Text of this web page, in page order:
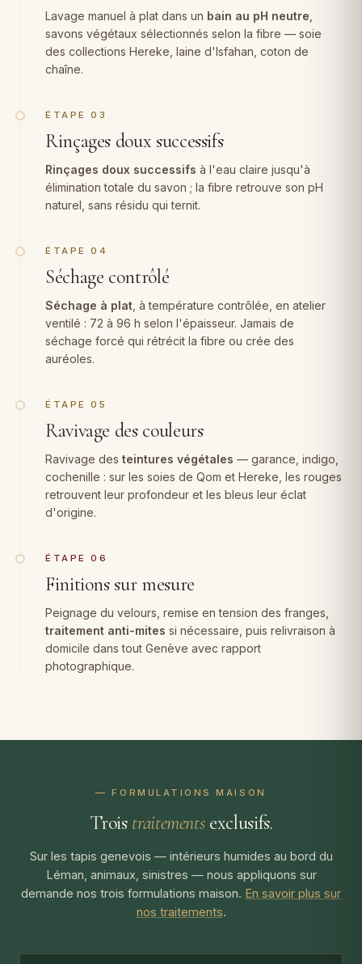
Lavage manuel à plat dans un bain au pH neutre
savons végétaux sélectionnés selon la fibre — soie
des collections Hereke, laine d'Isfahan, coton de
chaîne.
ÉTAPE 03
Rinçages doux successifs
Rinçages doux successifs à l'eau claire jusqu'à
élimination totale du savon ; la fibre retrouve son pH
naturel, sans résidu qui ternit.
ÉTAPE 04
Séchage contrôlé
Séchage à plat , à température contrôlée, en atelier
ventilé : 72 à 96 h selon l'épaisseur. Jamais de
séchage forcé qui rétrécit la fibre ou crée des
auréoles.
ÉTAPE 05
Ravivage des couleurs
Ravivage des teintures végétales — garance, indigo,
cochenille : sur les soies de Qom et Hereke, les rouges
retrouvent leur profondeur et les bleus leur éclat
d'origine.
ÉTAPE 06
Finitions sur mesure
Peignage du velours, remise en tension des franges,
traitement anti-mites si nécessaire, puis relivraison à
domicile dans tout Genève avec rapport
photographique.
— FORMULATIONS MAISON
Trois traitementsexclusifs.
Sur les tapis genevois — intérieurs humides au bord du
Léman, animaux, sinistres — nous appliquons sur
demande nos trois formulations maison. En savoir plus sur
nos traitements.